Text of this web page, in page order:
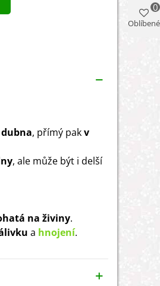
, přímý pakv
, ale může být i delší
na živiny.
a hnojení.
Oblíbené
0